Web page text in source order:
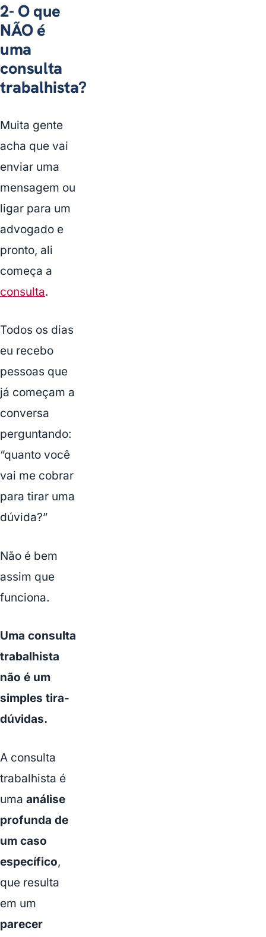
2- O que
NÃO é
uma
consulta
trabalhista?
Muita gente
acha que vai
enviar uma
mensagem ou
ligar para um
advogado e
pronto, ali
começa a
consulta.
Todos os dias
eu recebo
pessoas que
já começam a
conversa
perguntando:
“quanto você
vai me cobrar
para tirar uma
dúvida?”
Não é bem
assim que
funciona.
Uma consulta
trabalhista
não é um
simples tira-
dúvidas.
A consulta
trabalhista é
uma análise
profunda de
um caso
específico,
que resulta
em um
parecer